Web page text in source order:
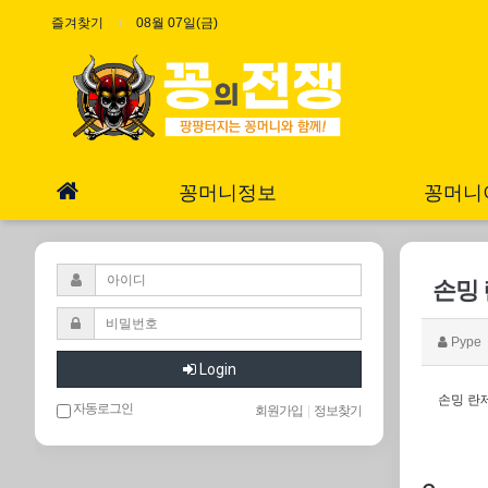
즐겨찾기 08월 07일(금)
꽁머니정보 꽁머
손밍
Pype
손밍 란
Login
자동로그인 회원가입 정보찾기